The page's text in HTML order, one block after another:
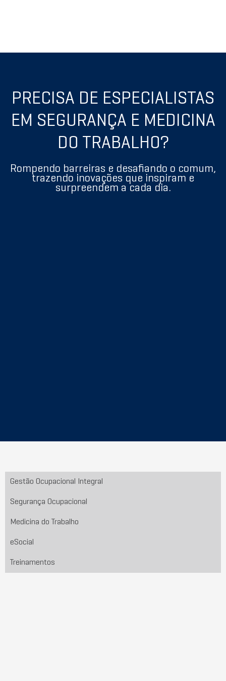
PRECISA DE ESPECIALISTAS
EM SEGURANÇA E MEDICINA
DO TRABALHO?
Rompendo barreiras e desafiando o comum,
trazendo inovações que inspiram e
surpreendem a cada dia.
Gestão Ocupacional Integral
Segurança Ocupacional
Medicina do Trabalho
eSocial
Treinamentos